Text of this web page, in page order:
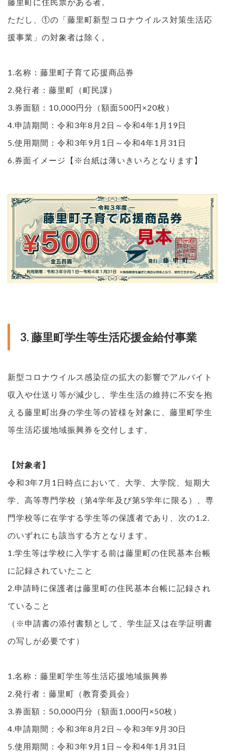
ただし、①の「藤里町新型コロナウイルス対策生活応
援事業」の対象者は除く。
1.名称：藤里町子育て応援商品券
2.発行者：藤里町（町民課）
3.券面額：10,000円分（額面500円×20枚）
4.申請期間：令和3年8月2日～令和4年1月19日
5.使用期間：令和3年9月1日～令和4年1月31日
6.券面イメージ【※台紙は薄いきいろとなります】
3. 藤里町学生等生活応援金給付事業
新型コロナウイルス感染症の拡大の影響でアルバイト
収入や仕送り等が減少し、学生生活の維持に不安を抱
える藤里町出身の学生等の皆様を対象に、藤里町学生
等生活応援地域振興券を交付します。
【対象者】
令和3年7月1日時点において、大学、大学院、短期大
学、高等専門学校（第4学年及び第5学年に限る）、専
門学校等に在学する学生等の保護者であり、次の1.2.
のいずれにも該当する方となります。
1.学生等は学校に入学する前は藤里町の住民基本台帳
に記録されていたこと
2.申請時に保護者は藤里町の住民基本台帳に記録され
ていること
（※申請書の添付書類として、学生証又は在学証明書
の写しが必要です）
1.名称：藤里町学生等生活応援地域振興券
2.発行者：藤里町（教育委員会）
3.券面額：50,000円分（額面1,000円×50枚）
4.申請期間：令和3年8月2日～令和3年9月30日
5.使用期間：令和3年9月1日～令和4年1月31日